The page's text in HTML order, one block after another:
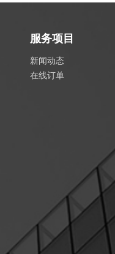
服务项目
新闻动态
在线订单